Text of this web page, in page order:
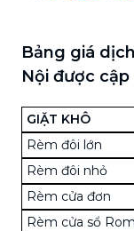
Bảng giá
Nội được
GIẶT KHÔ
Rèm đôi lớn
Rèm đôi nhỏ
Rèm cửa đơn
Rèm cửa sổ